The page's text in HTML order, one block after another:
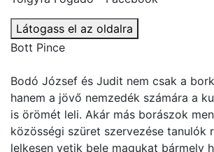
Látogass el az oldalra
Bott Pince
Bodó József és Judit nem csak a
hanem a jövő nemzedék számára a
is örömét leli. Akár más borászok
közösségi szüret szervezése tanulók
lelkesen vetik bele magukat bármely